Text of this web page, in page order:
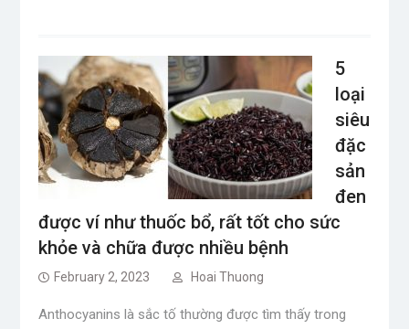
5
loại
siêu
đặc
sản
đen
được ví như thuốc bổ, rất tốt cho sức
khỏe và chữa được nhiều bệnh
February 2, 2023 Hoai Thuong
Anthocyanins là sắc tố thường được tìm thấy trong